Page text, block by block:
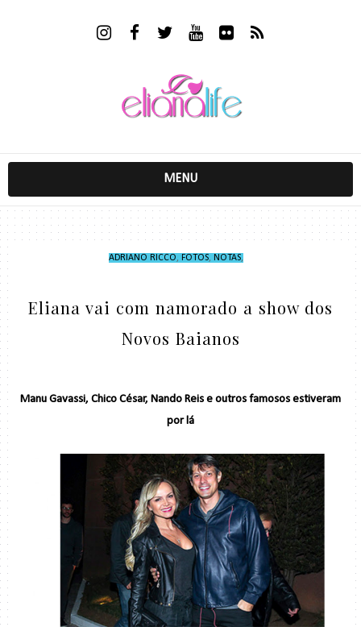
MENU
ADRIANO RICCO, FOTOS, NOTAS,
Eliana vai com namorado a show dos
Novos Baianos
Manu Gavassi, Chico César, Nando Reis e outros famosos estiveram
por lá